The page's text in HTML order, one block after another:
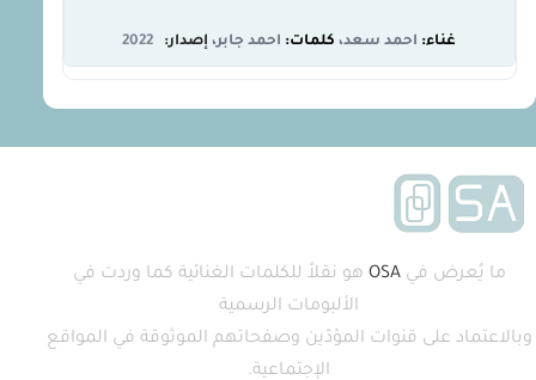
احمد سعد احمد جابر 2022
ما يُعرض فيOSA هو نقلاً للكلمات الغنائية كما وردت في
الألبومات الرسمية
وبالاعتماد على قنوات المؤدّين وصفحاتهم الموثوقة في المواقع
الإجتماعية.